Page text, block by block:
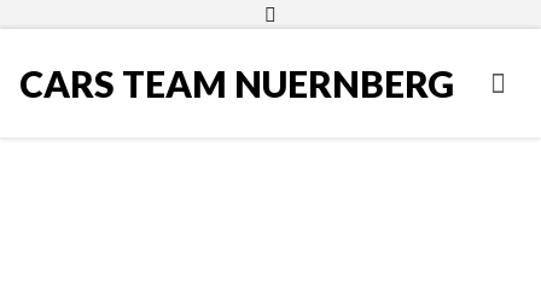
CARS TEAM NUERNBERG